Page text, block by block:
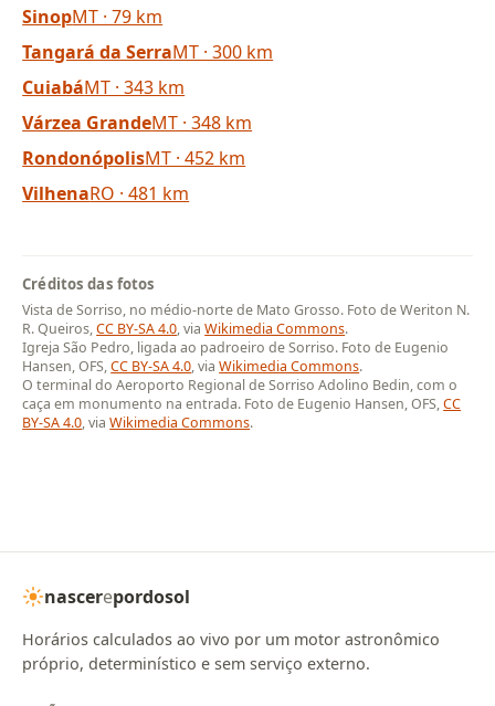
SinopMT · 79 km
Tangará da SerraMT · 300 km
CuiabáMT · 343 km
Várzea GrandeMT · 348 km
RondonópolisMT · 452 km
VilhenaRO · 481 km
Créditos das fotos
Vista de Sorriso, no médio-norte de Mato Grosso. Foto de Weriton N.
R. Queiros,CC BY-SA 4.0, viaWikimedia Commons.
Igreja São Pedro, ligada ao padroeiro de Sorriso. Foto de Eugenio
Hansen, OFS,CC BY-SA 4.0, viaWikimedia Commons.
O terminal do Aeroporto Regional de Sorriso Adolino Bedin, com o
caça em monumento na entrada. Foto de Eugenio Hansen, OFS,CC
BY-SA 4.0, viaWikimedia Commons.
nascerepordosol
Horários calculados ao vivo por um motor astronômico
próprio, determinístico e sem serviço externo.